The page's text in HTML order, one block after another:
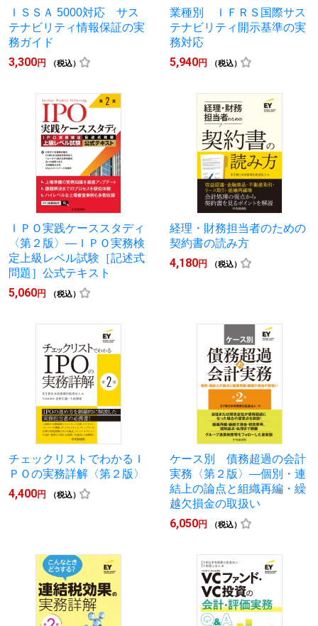
ＩＳＳＡ 5000対応 サス
テナビリティ情報保証の実
務ガイド
3,300円 （税込）
業種別 ＩＦＲＳ国際サス
テナビリティ開示基準の実
務対応
5,940円 （税込）
ＩＰＯ実践ケーススタディ
〈第２版〉―ＩＰＯ実務検
定上級レベル試験［記述式
問題］公式テキスト
5,060円 （税込）
経理・財務担当者のための
契約書の読み方
4,180円 （税込）
チェックリストでわかるＩ
ＰＯの実務詳解〈第２版〉
4,400円 （税込）
ケース別 債務超過の会計
実務〈第２版〉―個別・連
結上の論点と組織再編・繰
越欠損金の取扱い
6,050円 （税込）